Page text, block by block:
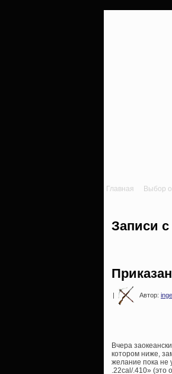
Главная Выбор
Записи с
| Автор:
Вчера
котором ниже,
желание пока не
.22cal/.410» (это